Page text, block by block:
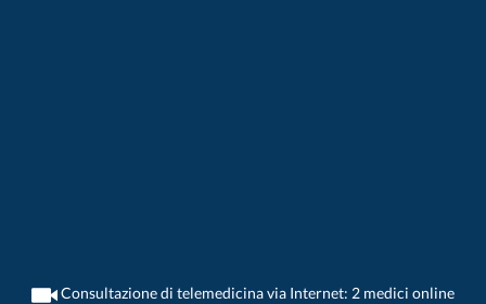
Consultazione di telemedicina via Internet: 2 medici online